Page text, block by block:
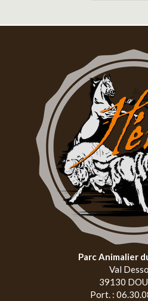
Parc Animalier
Val
39130
Port. :